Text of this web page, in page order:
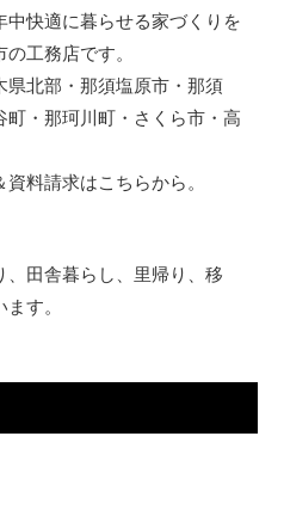
快適に暮らせる家づくりを
工務店です。
県北部・那須塩原市・那須
・那珂川町・さくら市・高
料請求はこちらから。
田舎暮らし、里帰り、移
す。